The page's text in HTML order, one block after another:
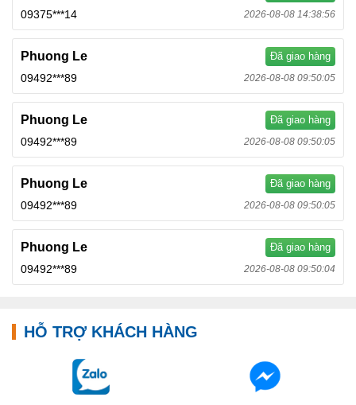
09375***14 2026-08-08 14:38:56
Phuong Le Đã giao hàng
09492***89 2026-08-08 09:50:05
Phuong Le Đã giao hàng
09492***89 2026-08-08 09:50:05
Phuong Le Đã giao hàng
09492***89 2026-08-08 09:50:05
Phuong Le Đã giao hàng
09492***89 2026-08-08 09:50:04
HỖ TRỢ KHÁCH HÀNG